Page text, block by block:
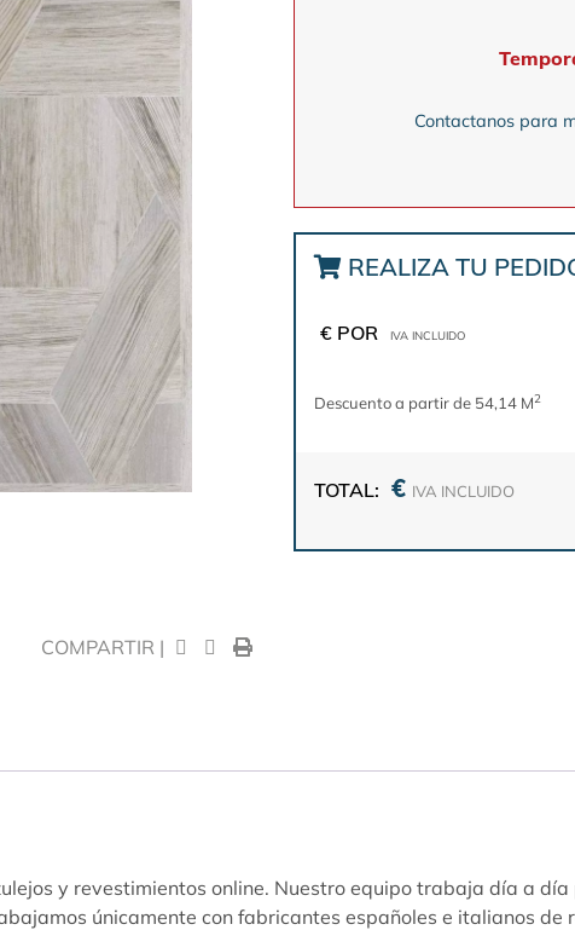
COMPARTIR |
Contactanos para
REALIZA TU
€ POR IVA INCLUIDO
Descuento a partir de 54,14 M2
TOTAL: € IVA INCLUIDO
y revestimientos online. Nuestro equipo trabaja día a
únicamente con fabricantes españoles e italianos